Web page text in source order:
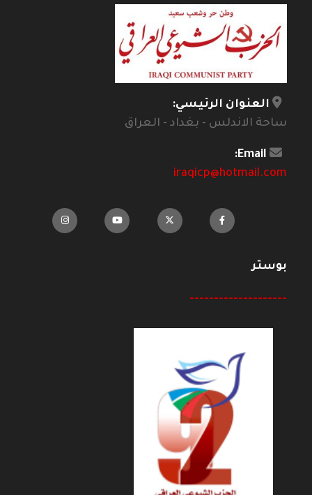
العنوان الرئيسي:
ساحة الاندلس - بغداد - العراق
Email:
iraqicp@hotmail.com
بوستر
--------------------